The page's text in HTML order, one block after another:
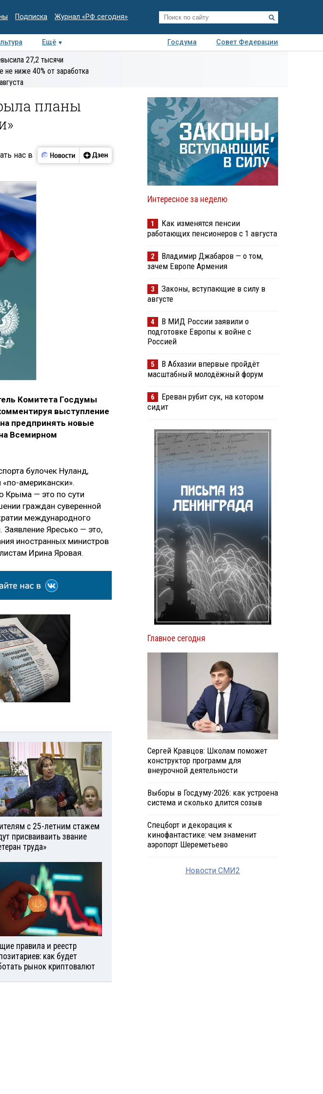
Подписка Журнал «РФ сегодня»
Ещё Госдума
Совет Федерации
Колумнисты
27,2 тысячи
не ниже 40% от заработка
планы
нас в
Комитета Госдумы
выступление
предпринять новые
Всемирном
булочек Нуланд,
американски».
Крыма — это по сути
граждан суверенной
международного
Яресько — это,
иностранных министров
Ирина Яровая.
с 25-летним стажем
присваиваить звание
труда»
правила и реестр
как будет
рынок криптовалют
Интересное за неделю
1
Как изменятся пенсии
работающих пенсионеров с 1 августа
2
Владимир Джабаров — о том,
зачем Европе Армения
3
Законы, вступающие в силу в
августе
4
В МИД России заявили о
подготовке Европы к войне с
Россией
5
В Абхазии впервые пройдёт
масштабный молодёжный форум
6
Ереван рубит сук, на котором
сидит
Главное сегодня
Сергей Кравцов: Школам поможет
конструктор программ для
внеурочной деятельности
Выборы в Госдуму-2026: как устроена
система и сколько длится созыв
Спецборт и декорация к
кинофантастике: чем знаменит
аэропорт Шереметьево
Новости СМИ2